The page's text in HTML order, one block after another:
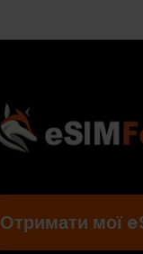
Отримати мої